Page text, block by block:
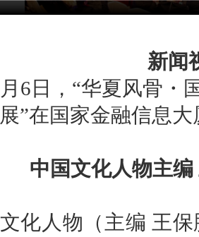
新闻
月6日，“华夏风骨
”在国家金融信息
中国文化人物主
人物（主编 王保